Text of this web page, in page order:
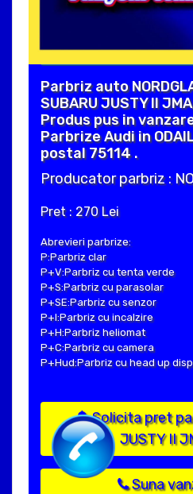
Parbriz auto
SUBARU JUSTY II
Produs pus in
Parbrize Audi in
postal 75114 .
Producator parbriz :
Pret : 270 Lei
Abrevieri parbrize:
P:Parbriz clar
P+V:Parbriz cu tenta verde
P+S:Parbriz cu parasolar
P+SE:Parbriz cu senzor
P+I:Parbriz cu incalzire
P+H:Parbriz heliomat
P+C:Parbriz cu camera
P+Hud:Parbriz cu head up
Solicita pret
JUSTY II
Suna